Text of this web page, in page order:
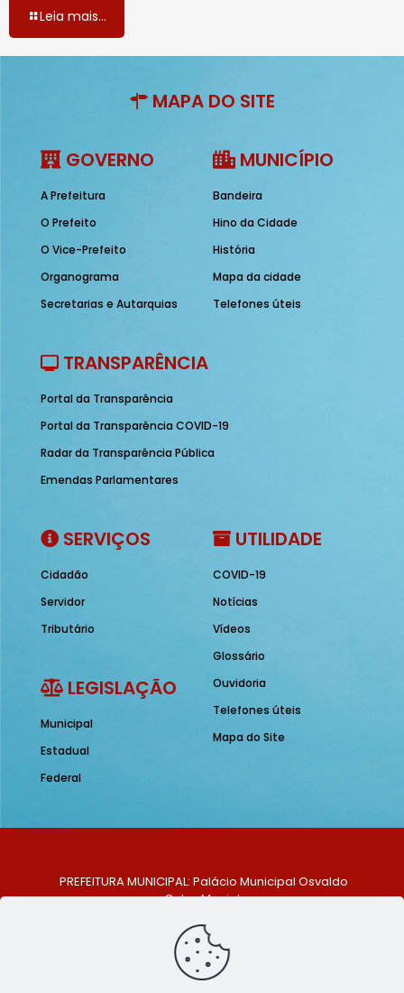
Leia mais...
MAPA DO SITE
GOVERNO
A Prefeitura
O Prefeito
O Vice-Prefeito
Organograma
Secretarias e Autarquias
MUNICÍPIO
Bandeira
Hino da Cidade
História
Mapa da cidade
Telefones úteis
TRANSPARÊNCIA
Portal da Transparência
Portal da Transparência COVID-19
Radar da Transparência Pública
Emendas Parlamentares
SERVIÇOS
Cidadão
Servidor
Tributário
LEGISLAÇÃO
Municipal
Estadual
Federal
UTILIDADE
COVID-19
Notícias
Vídeos
Glossário
Ouvidoria
Telefones úteis
Mapa do Site
PREFEITURA MUNICIPAL: Palácio Municipal Osvaldo
Celso Maciel
Centro, São Bento do Una - PE. CEP: 553370-128
TELEFONE: (81) 99548-1569
E-MAIL: ouvidoria@saobentodouna.pe.gov.br